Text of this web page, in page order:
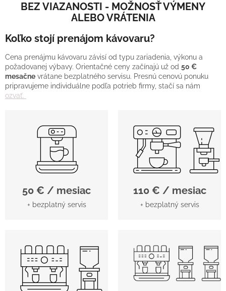
BEZ VIAZANOSTI - MOŽNOSŤ VÝMENY
ALEBO VRÁTENIA
Koľko stojí prenájom kávovaru?
Cena prenájmu kávovaru závisí od typu zariadenia, výkonu a
požadovanej výbavy. Orientačné ceny začínajú už od 50 €
mesačne vrátane bezplatného servisu. Presnú cenovú ponuku
pripravujeme individuálne podľa potrieb firmy, stačí sa nám
ozvať.
50 € / mesiac
+ bezplatný servis
110 € / mesiac
+ bezplatný servis